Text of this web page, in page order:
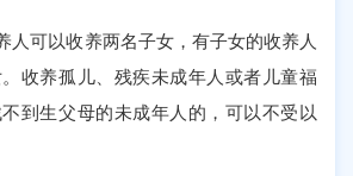
可以收养两名子女，有子女的收养人
收养孤儿、残疾未成年人或者儿童福
到生父母的未成年人的，可以不受以